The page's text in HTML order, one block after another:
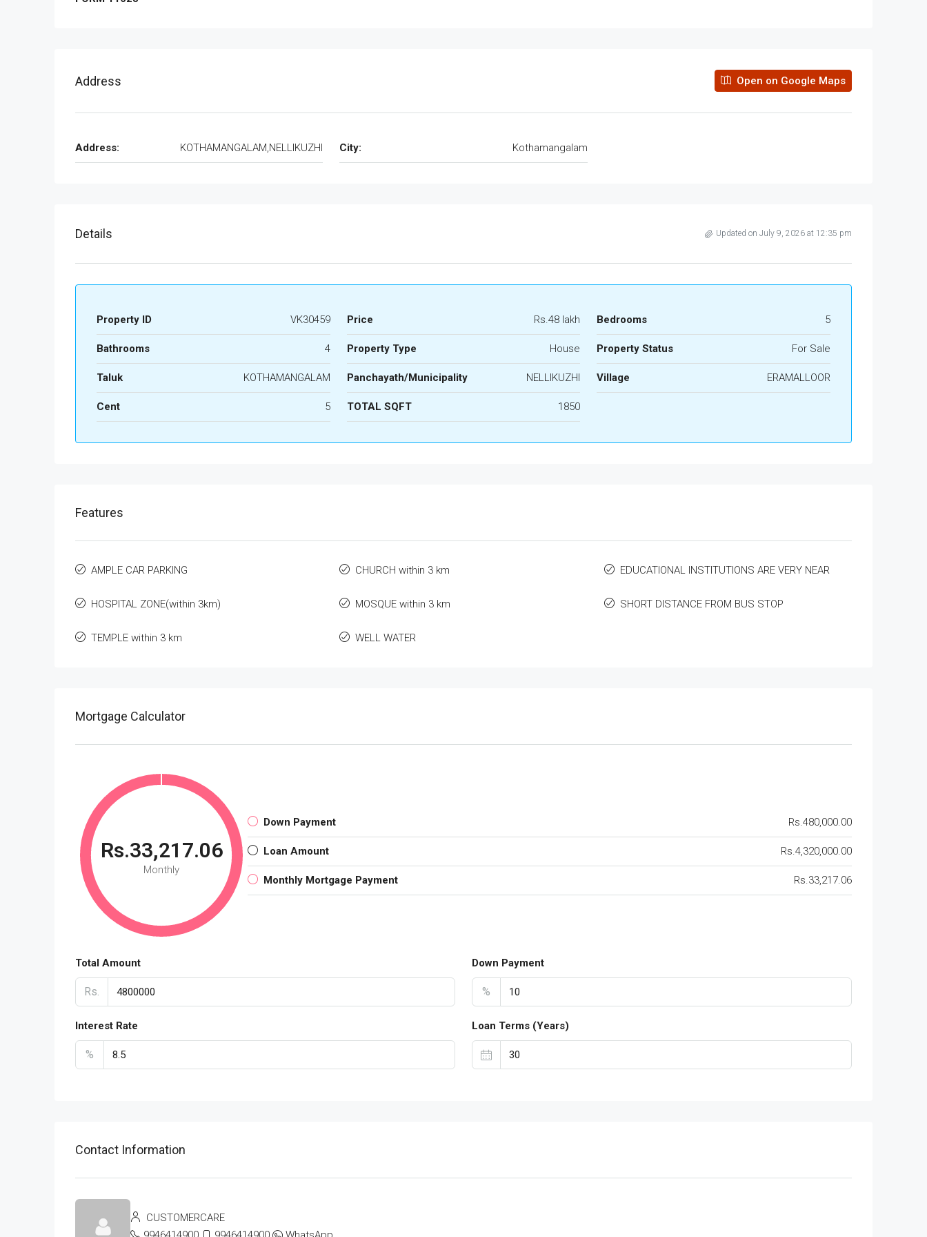
Address Open on Google Maps
Address: KOTHAMANGALAM,NELLIKUZHI City: Kothamangalam
Details Updated on July 9, 2026 at 12:35 pm
Property ID VK30459 Price Rs.48 lakh Bedrooms 5
Bathrooms 4 Property Type House Property Status For Sale
Taluk KOTHAMANGALAM Panchayath/Municipality NELLIKUZHI Village ERAMALLOOR
Cent 5 TOTAL SQFT 1850
Features
AMPLE CAR PARKING CHURCH within 3 km EDUCATIONAL INSTITUTIONS ARE VERY NEAR
HOSPITAL ZONE(within 3km) MOSQUE within 3 km SHORT DISTANCE FROM BUS STOP
TEMPLE within 3 km WELL WATER
Mortgage Calculator
Rs.33,217.06
Monthly
Down Payment Rs.480,000.00
Loan Amount Rs.4,320,000.00
Monthly Mortgage Payment Rs.33,217.06
Total Amount
Rs.
Down Payment
%
Interest Rate
%
Loan Terms (Years)
Contact Information
CUSTOMERCARE